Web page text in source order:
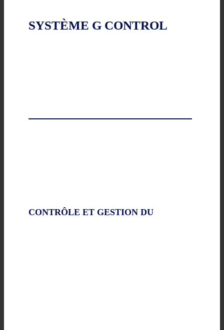
SYSTÈME G CONTROL
CONTRÔLE ET GESTION DU